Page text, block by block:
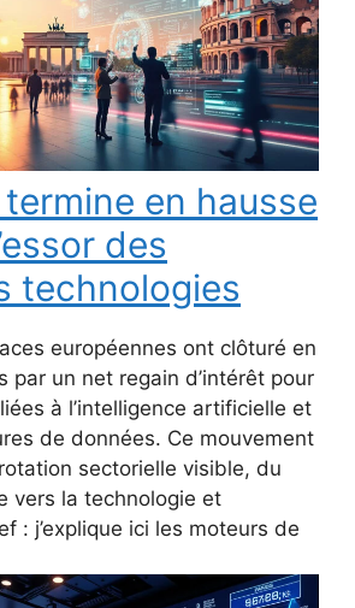
termine en hausse
des
technologies
européennes ont clôturé en
par un net regain d’intérêt pour
à l’intelligence artificielle et
de données. Ce mouvement
sectorielle visible, du
vers la technologie et
: j’explique ici les moteurs de